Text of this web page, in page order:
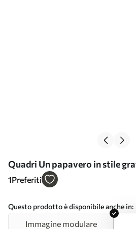
Quadri Un papavero in stile
geometrico Nr s49229
1Preferiti
Questo prodotto è disponibile anche in:
Immagine modulare